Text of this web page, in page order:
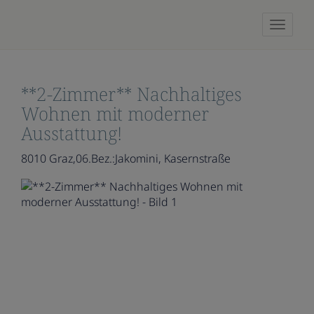
**2-Zimmer** Nachhaltiges
Wohnen mit moderner
Ausstattung!
8010 Graz,06.Bez.:Jakomini, Kasernstraße